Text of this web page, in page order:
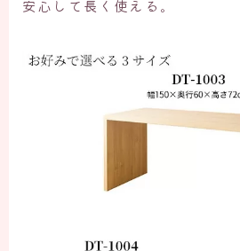
安心して長く使える。